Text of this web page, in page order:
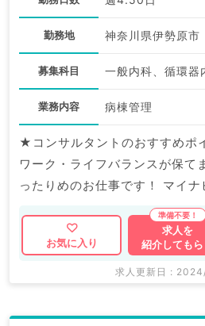
勤務地 神奈川県伊勢原市
募集科目
業務内容 病棟管理
★コンサルタントのおすすめポ
ワーク・ライフバランスが保
ったりめのお仕事です！ マイナビDOCTORでは病院や
クリニックなどの医療機関求人
載情報以外にも産業医等の企業
す。 求人内容の詳細等はお気軽
お気に入り
求人を
紹介してもら
求人更新日 :